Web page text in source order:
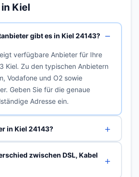
Kiel
gibt es in Kiel 24143?
verfügbare Anbieter für Ihre
Kiel. Zu den typischen Anbietern
Vodafone und O2 sowie
Geben Sie für die genaue
Adresse ein.
in Kiel 24143?
zwischen DSL, Kabel